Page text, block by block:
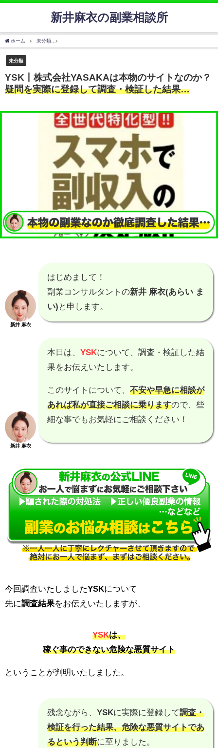
新井麻衣の副業相談所
ホーム 未分類
未分類
YSK丨株式会社YASAKAは本物のサイトなのか？
疑問を実際に登録して調査・検証した結果…
新井 麻衣
はじめまして！
副業コンサルタントの新井 麻衣(あらい ま
い) と申します。
新井 麻衣
本日は、 YSKについて、調査・検証した結
果をお伝えいたします。
このサイトについて、 不安や早急に相談が
あれば私が直接ご相談に乗りますので、些
細な事でもお気軽にご相談ください！
今回調査いたしましたYSKについて
先に調査結果をお伝えいたしますが、
YSKは、
稼ぐ事のできない危険な悪質サイト
ということが判明いたしました。
残念ながら、 YSKに実際に登録して調査・
検証を行った結果、危険な悪質サイトであ
るという判断に至りました。